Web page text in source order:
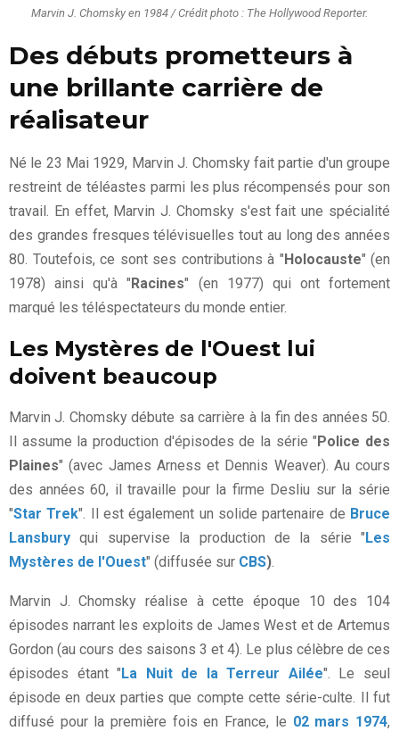
Marvin J. Chomsky en 1984 / Crédit photo : The Hollywood Reporter.
Des débuts prometteurs à
une brillante carrière de
réalisateur
Né le 23 Mai 1929, Marvin J. Chomsky fait partie d'un groupe
restreint de téléastes parmi les plus récompensés pour son
travail. En effet, Marvin J. Chomsky s'est fait une spécialité
des grandes fresques télévisuelles tout au long des années
80. Toutefois, ce sont ses contributions à "Holocauste" (en
1978) ainsi qu'à "Racines" (en 1977) qui ont fortement
marqué les téléspectateurs du monde entier.
Les Mystères de l'Ouest lui
doivent beaucoup
Marvin J. Chomsky débute sa carrière à la fin des années 50.
Il assume la production d'épisodes de la série "Police des
Plaines" (avec James Arness et Dennis Weaver). Au cours
des années 60, il travaille pour la firme Desliu sur la série
"Star Trek". Il est également un solide partenaire de Bruce
Lansbury qui supervise la production de la série "Les
Mystères de l'Ouest" (diffusée sur CBS).
Marvin J. Chomsky réalise à cette époque 10 des 104
épisodes narrant les exploits de James West et de Artemus
Gordon (au cours des saisons 3 et 4). Le plus célèbre de ces
épisodes étant "La Nuit de la Terreur Ailée". Le seul
épisode en deux parties que compte cette série-culte. Il fut
diffusé pour la première fois en France, le 02 mars 1974,